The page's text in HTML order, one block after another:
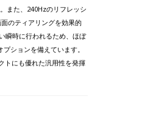
また、240Hzのリフレッシ
のティアリングを効果的
瞬時に行われるため、ほぼ
ションを備えています。
トにも優れた汎用性を発揮